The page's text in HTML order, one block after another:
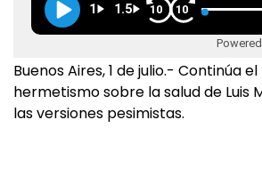
1 1.5 10 10
Buenos Aires, 1 de julio.- Continúa
hermetismo sobre la salud de Luis
las versiones pesimistas.